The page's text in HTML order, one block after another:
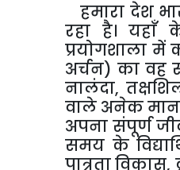
हमारा देश
रहा है। यहाँ
प्रयोगशाला में
अर्चन) का वह
नालंदा,
वाले अनेक
अपना संपूर्ण
समय के
पात्रताविकास,